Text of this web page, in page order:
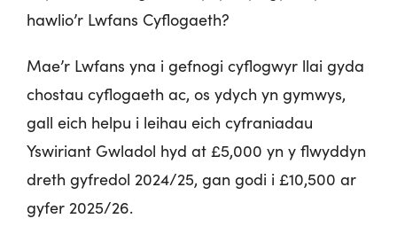
hawlio’r Lwfans Cyflogaeth?
Mae’r Lwfans yna i gefnogi cyflogwyr llai gyda
chostau cyflogaeth ac, os ydych yn gymwys,
gall eich helpu i leihau eich cyfraniadau
Yswiriant Gwladol hyd at £5,000 yn y flwyddyn
dreth gyfredol 2024/25, gan godi i £10,500 ar
gyfer 2025/26.